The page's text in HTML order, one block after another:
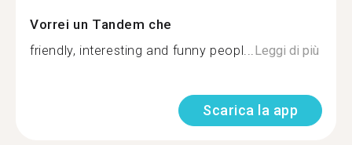
Vorrei un Tandem che
friendly, interesting and funny peopl...Leggi di più
Scarica la app